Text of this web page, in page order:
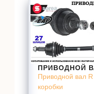
ПРИВОДНОЙ
Приводной вал
коробки